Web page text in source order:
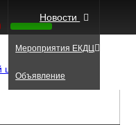
Новости
Мероприятия ЕКДЦ
Объявление